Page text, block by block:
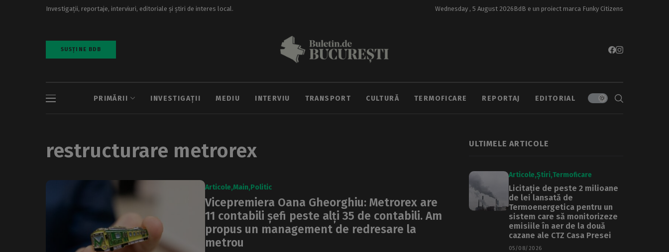
Investigații, reportaje, interviuri, editoriale și știri de interes local. Wednesday , 5 August 2026BdB e un proiect marca Funky Citizens
SUSȚINE BDB
PRIMĂRII INVESTIGAȚII MEDIU INTERVIU TRANSPORT CULTURĂ TERMOFICARE REPORTAJ EDITORIAL
restructurare metrorex
Articole Main Politic
Vicepremiera Oana Gheorghiu: Metrorex are
11 contabili șefi peste alți 35 de contabili. Am
propus un management de redresare la
metrou
ULTIMELE ARTICOLE
Articole Știri Termoficare
Licitație de peste 2 milioane
de lei lansată de
Termoenergetica pentru un
sistem care să monitorizeze
emisiile în aer de la două
cazane ale CTZ Casa Presei
05/08/2026